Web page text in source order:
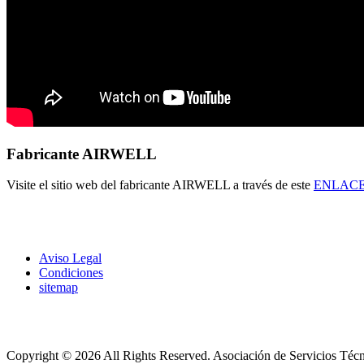
Fabricante AIRWELL
Visite el sitio web del fabricante AIRWELL a través de este
Aviso Legal
Condiciones
sitemap
Copyright © 2026 All Rights Reserved. Asociación de Servicios